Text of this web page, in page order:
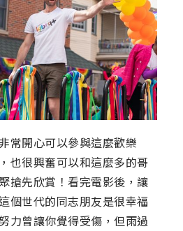
常開心可以參與這麼歡樂
很興奮可以和這麼多的哥
搶先欣賞！看完電影後，讓
個世代的同志朋友是很幸福
力曾讓你覺得受傷，但雨過